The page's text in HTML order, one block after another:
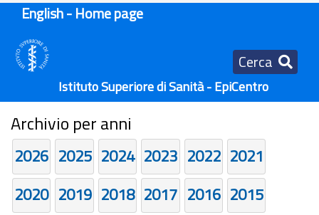
English - Home page
Cerca
Istituto Superiore di Sanità - EpiCentro
Archivio per anni
2026 2025 2024 2023 2022 2021
2020 2019 2018 2017 2016 2015